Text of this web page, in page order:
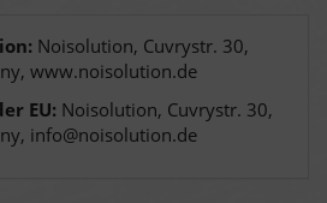
Noisolution, Cuvrystr. 30,
www.noisolution.de
EU: Noisolution, Cuvrystr. 30,
info@noisolution.de